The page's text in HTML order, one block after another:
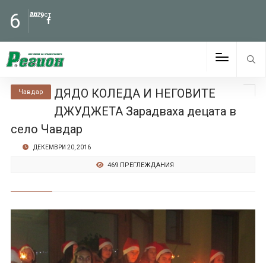
6 Август
2026
Чавдар
ДЯДО КОЛЕДА И НЕГОВИТЕ
ДЖУДЖЕТА Зарадваха децата в
село Чавдар
ДЕКЕМВРИ 20, 2016
469 ПРЕГЛЕЖДАНИЯ